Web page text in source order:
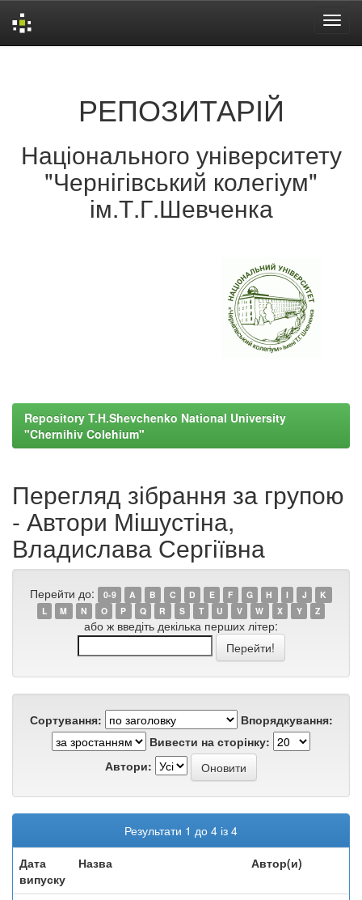
РЕПОЗИТАРІЙ
Національного університету
"Чернігівський колегіум"
ім.Т.Г.Шевченка
Repository T.H.Shevchenko National University
"Chernihiv Colehium"
Перегляд зібрання за групою
- Автори Мішустіна,
Владислава Сергіївна
Перейти до: 0-9 A B C D E F G H I J
K
L
M N O P Q R S T U V W X Y Z
або ж введіть декілька перших літер:
Сортування:
Впорядкування:
Вивести на сторінку:
Автори:
Результати 1 до 4 із 4
Дата
випуску
Назва Автор(и)